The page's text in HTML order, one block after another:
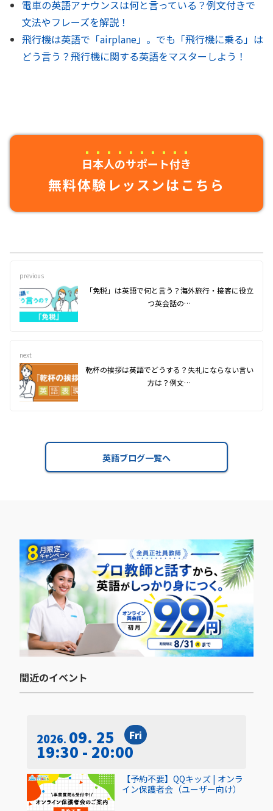
電車の英語アナウンスは何と言っている？例文付きで
文法やフレーズを解説！
飛行機は英語で「airplane」。でも「飛行機に乗る」は
どう言う？飛行機に関する英語をマスターしよう！
日本人のサポート付き
無料体験レッスンはこちら
previous
「免税」は英語で何と言う？海外旅行・接客に役立
つ英会話の…
next
乾杯の挨拶は英語でどうする？失礼にならない言い
方は？例文…
英語ブログ一覧へ
間近のイベント​
2026 09. 25 Fri
19:30 - 20:00
【予約不要】QQキッズ | オンラ
イン保護者会（ユーザー向け）